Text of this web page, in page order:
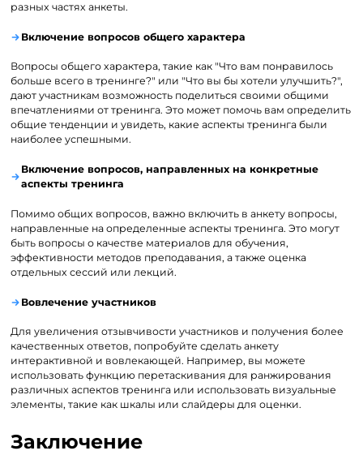
разных частях анкеты.
Включение вопросов общего характера
Вопросы общего характера, такие как "Что вам понравилось
больше всего в тренинге?" или "Что вы бы хотели улучшить?",
дают участникам возможность поделиться своими общими
впечатлениями от тренинга. Это может помочь вам определить
общие тенденции и увидеть, какие аспекты тренинга были
наиболее успешными.
Включение вопросов, направленных на конкретные
аспекты тренинга
Помимо общих вопросов, важно включить в анкету вопросы,
направленные на определенные аспекты тренинга. Это могут
быть вопросы о качестве материалов для обучения,
эффективности методов преподавания, а также оценка
отдельных сессий или лекций.
Вовлечение участников
Для увеличения отзывчивости участников и получения более
качественных ответов, попробуйте сделать анкету
интерактивной и вовлекающей. Например, вы можете
использовать функцию перетаскивания для ранжирования
различных аспектов тренинга или использовать визуальные
элементы, такие как шкалы или слайдеры для оценки.
Заключение